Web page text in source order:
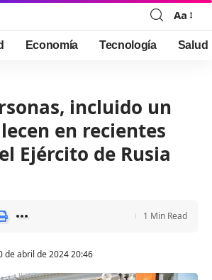
Font
Resizer
Aa
Economía Tecnología Salud
incluido un
en recientes
Ejército de Rusia
de abril de 2024 20:46
1 Min Read